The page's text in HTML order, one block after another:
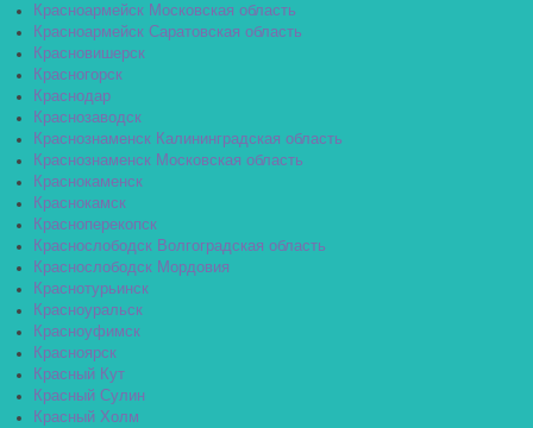
Красноармейск Московская область
Красноармейск Саратовская область
Красновишерск
Красногорск
Краснодар
Краснозаводск
Краснознаменск Калининградская область
Краснознаменск Московская область
Краснокаменск
Краснокамск
Красноперекопск
Краснослободск Волгоградская область
Краснослободск Мордовия
Краснотурьинск
Красноуральск
Красноуфимск
Красноярск
Красный Кут
Красный Сулин
Красный Холм